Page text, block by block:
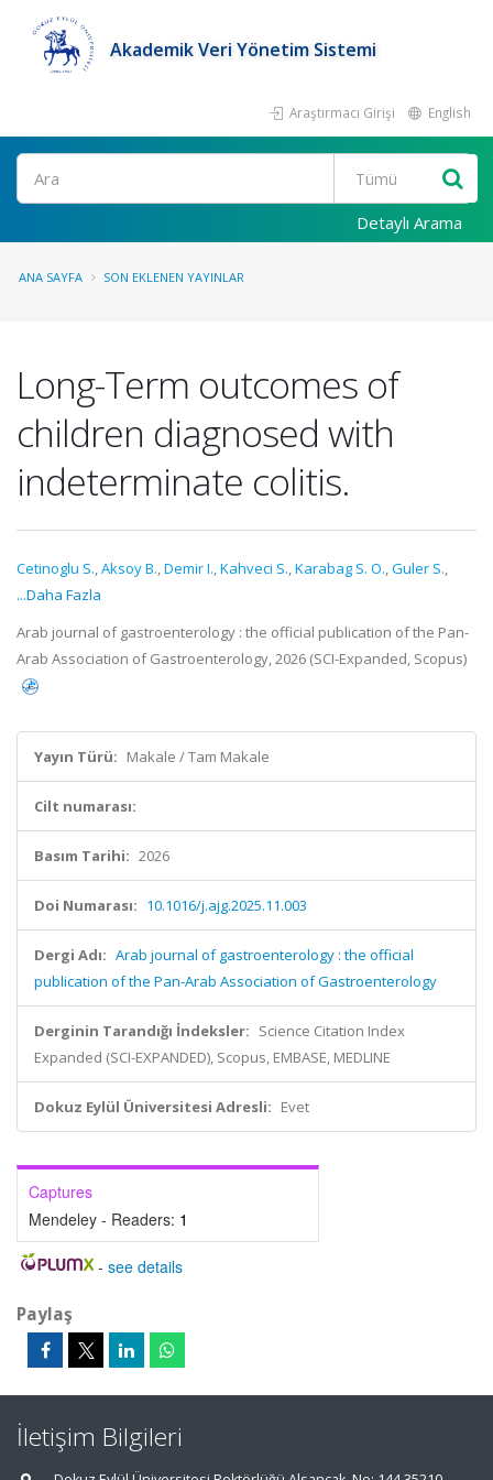
Akademik Veri Yönetim Sistemi
Araştırmacı Girişi English
Ara
Detaylı Arama
ANA SAYFA SON EKLENEN YAYINLAR
Long-Term outcomes of
children diagnosed with
indeterminate colitis.
Cetinoglu S.,Aksoy B.,Demir I.,Kahveci S.,Karabag S. O.,Guler S.,
...Daha Fazla
Arab journal of gastroenterology : the official publication of the Pan-
Arab Association of Gastroenterology, 2026 (SCI-Expanded, Scopus)
Yayın Türü: Makale / Tam Makale
Cilt numarası:
Basım Tarihi: 2026
Doi Numarası: 10.1016/j.ajg.2025.11.003
Dergi Adı: Arab journal of gastroenterology : the official
publication of the Pan-Arab Association of Gastroenterology
Derginin Tarandığı İndeksler: Science Citation Index
Expanded (SCI-EXPANDED), Scopus, EMBASE, MEDLINE
Dokuz Eylül Üniversitesi Adresli: Evet
Captures
Mendeley - Readers: 1
- see details
Paylaş
İletişim Bilgileri